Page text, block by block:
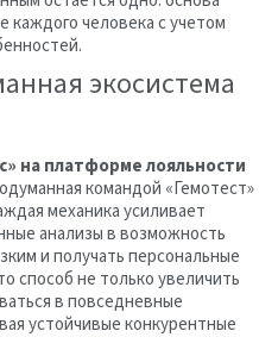
каждого человека с учетом
экосистема
на платформе лояльности
командой «Гемотест»
механика усиливает
анализы в возможность
и получать персональные
способ не только увеличить
в повседневные
устойчивые конкурентные